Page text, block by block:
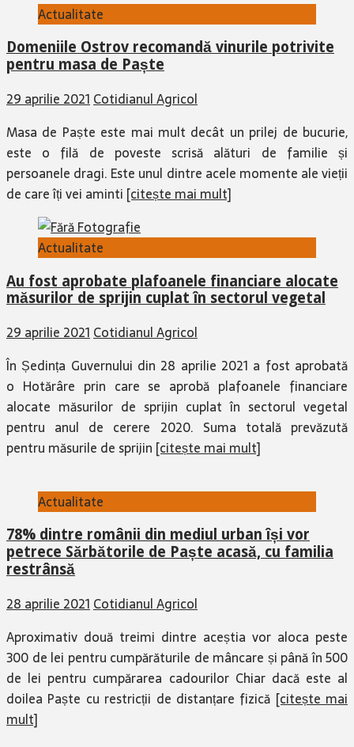
Actualitate
Domeniile Ostrov recomandă vinurile potrivite
pentru masa de Paște
29 aprilie 2021 Cotidianul Agricol
Masa de Paște este mai mult decât un prilej de bucurie,
este o filă de poveste scrisă alături de familie și
persoanele dragi. Este unul dintre acele momente ale vieții
de care îți vei aminti [citește mai mult]
Actualitate
Au fost aprobate plafoanele financiare alocate
măsurilor de sprijin cuplat în sectorul vegetal
29 aprilie 2021 Cotidianul Agricol
În Ședința Guvernului din 28 aprilie 2021 a fost aprobată
o Hotărâre prin care se aprobă plafoanele financiare
alocate măsurilor de sprijin cuplat în sectorul vegetal
pentru anul de cerere 2020. Suma totală prevăzută
pentru măsurile de sprijin [citește mai mult]
Actualitate
78% dintre românii din mediul urban își vor
petrece Sărbătorile de Paște acasă, cu familia
restrânsă
28 aprilie 2021 Cotidianul Agricol
Aproximativ două treimi dintre aceștia vor aloca peste
300 de lei pentru cumpărăturile de mâncare și până în 500
de lei pentru cumpărarea cadourilor Chiar dacă este al
doilea Paște cu restricții de distanțare fizică [citește mai
mult]